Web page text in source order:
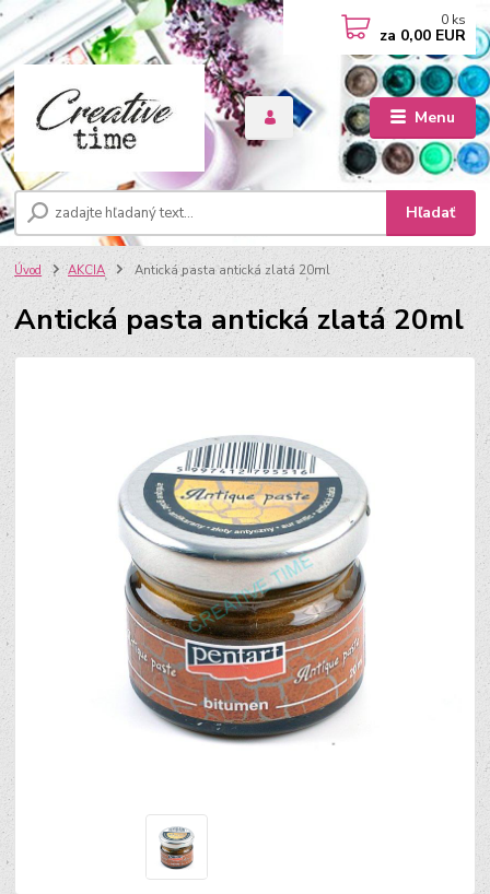
Menu
Hľadať
0 ks
za 0,00 EUR
Úvod AKCIA Antická pasta antická zlatá 20ml
Antická pasta antická zlatá 20ml